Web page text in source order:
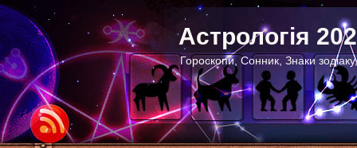
Астрологія
Гороскопи, Сонник, Знаки